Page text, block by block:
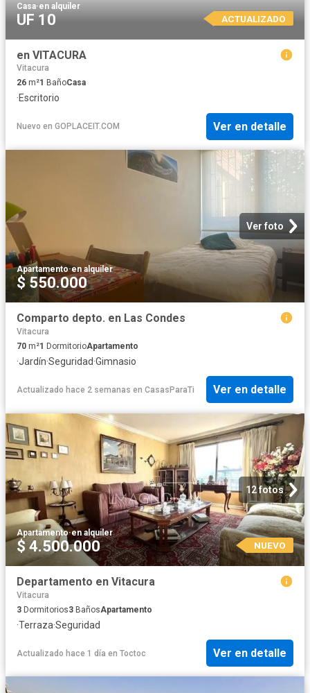
Casa·en alquiler
UF 10 ACTUALIZADO
en VITACURA
Vitacura
26 m²1 BañoCasa
·Escritorio
Nuevo en GOPLACEIT.COM Ver en detalle
Ver foto
Apartamento·en alquiler
$ 550.000
Comparto depto. en Las Condes
Vitacura
70 m²1 DormitorioApartamento
·Jardín·Seguridad·Gimnasio
Actualizado hace 2 semanas en CasasParaTi Ver en detalle
12 fotos
Apartamento·en alquiler
$ 4.500.000 NUEVO
Departamento en Vitacura
Vitacura
3 Dormitorios3 BañosApartamento
·Terraza·Seguridad
Actualizado hace 1 día en Toctoc Ver en detalle